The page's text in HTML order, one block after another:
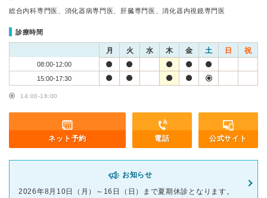
総合内科専門医、消化器病専門医、肝臓専門医、消化器内視鏡専門医
診療時間
月 火 水 木 金 土 日 祝
08:00-12:00
15:00-17:30
14:00-16:00
ネット予約 電話 公式サイト
お知らせ
2026年8月10日（月）～16日（日）まで夏期休診となります。